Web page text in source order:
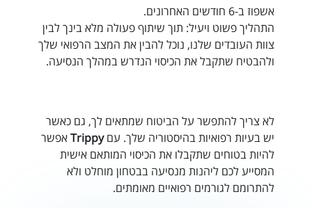
אשפוז ב-6 חודשים האחרונים.
התהליך פשוט ויעיל: תוך שיתוף פעולה מלא בינך לבין
צוות העובדים שלנו, נוכל להבין את המצב הרפואי שלך
ולהבטיח שתקבל את הכיסוי הנדרש במהלך הנסיעה.
לא צריך להתפשר על הביטוח שמתאים לך, גם כאשר
יש בעיות רפואיות בהיסטוריה שלך. עםTrippyאפשר
להיות בטוחים שתקבלו את הכיסוי המותאם אישית
המסייע לכם ליהנות מנסיעה בבטחון מוחלט ולא
להתרומם לגורמים רפואיים מאומתים.